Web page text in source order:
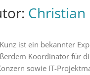
Christian
ist ein bekannter
Koordinator für
sowie IT-